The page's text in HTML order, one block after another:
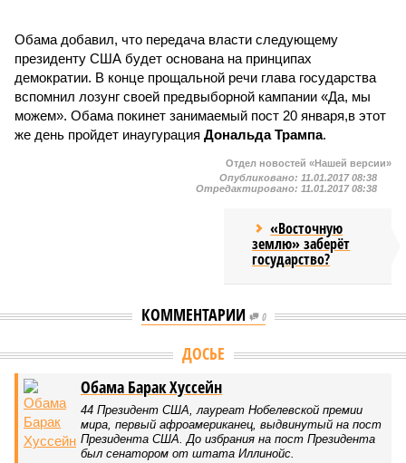
Обама добавил, что передача власти следующему
президенту США будет основана на принципах
демократии. В конце прощальной речи глава государства
вспомнил лозунг своей предвыборной кампании «Да, мы
можем». Обама покинет занимаемый пост 20 января,в этот
же день пройдет инаугурация Дональда Трампа.
Отдел новостей «Нашей версии»
Опубликовано: 11.01.2017 08:38
Отредактировано: 11.01.2017 08:38
«Восточную
землю» заберёт
государство?
КОММЕНТАРИИ 0
ДОСЬЕ
Обама Барак Хуссейн
44 Президент США, лауреат Нобелевской премии
мира, первый афроамериканец, выдвинутый на пост
Президента США. До избрания на пост Президента
был сенатором от штата Иллинойс.